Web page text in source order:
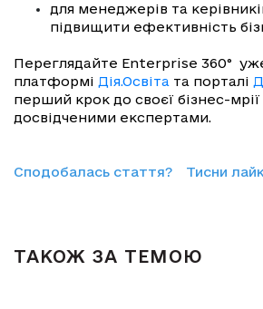
для менеджерів та
підвищити ефективність
Переглядайте Enterprise 360°
платформі Дія.Освіта та порталі
перший крок до своєї бізнес-мрії
досвідченими експертами.
Сподобалась стаття? Тисни лайк
ТАКОЖ ЗА ТЕМОЮ